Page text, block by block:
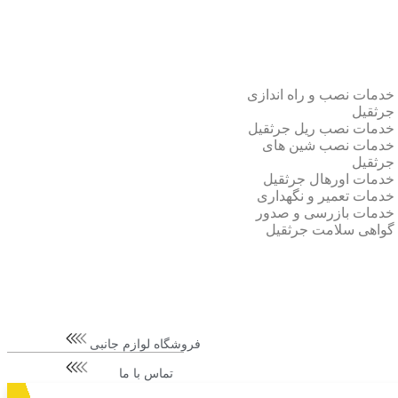
خدمات نصب و راه اندازی
جرثقیل
خدمات نصب ریل جرثقیل
خدمات نصب شین های
جرثقیل
خدمات اورهال جرثقیل
خدمات تعمیر و نگهداری
خدمات بازرسی و صدور
گواهی سلامت جرثقیل
فروشگاه لوازم جانبی
تماس با ما